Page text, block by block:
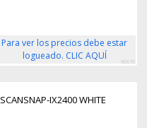
Para ver los precios debe estar
logueado. CLIC AQUÍ
90670
SCANSNAP-IX2400 WHITE